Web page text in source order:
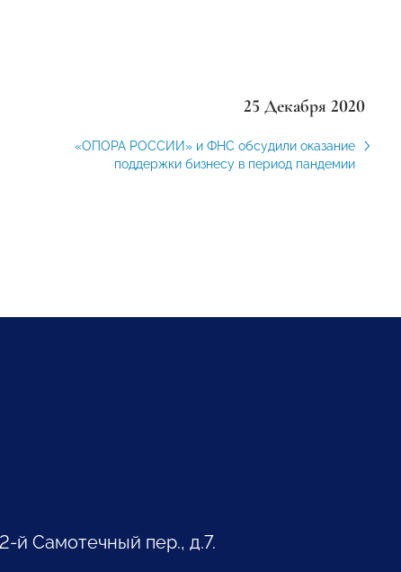
25 Декабря 2020
«ОПОРА РОССИИ» и ФНС обсудили оказание
поддержки бизнесу в период пандемии
й Самотечный пер., д.7.